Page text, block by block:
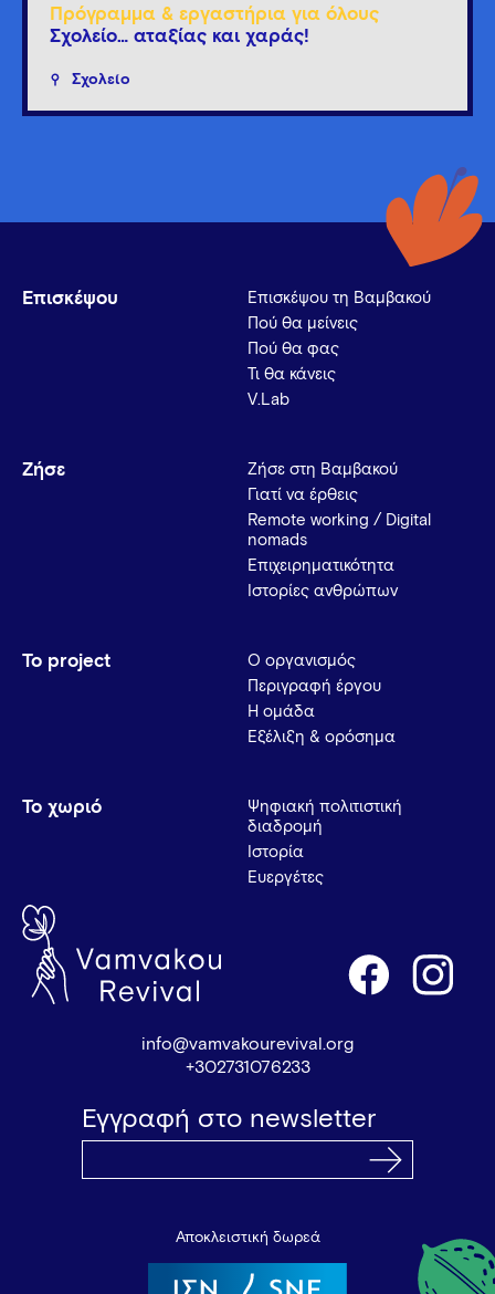
Πρόγραμμα & εργαστήρια για όλους
Σχολείο… αταξίας και χαράς!
Σχολείο
Επισκέψου
Επισκέψου τη Βαμβακού
Πού θα μείνεις
Πού θα φας
Τι θα κάνεις
V.Lab
Ζήσε
Ζήσε στη Βαμβακού
Γιατί να έρθεις
Remote working / Digital
nomads
Επιχειρηματικότητα
Ιστορίες ανθρώπων
Το project
Ο οργανισμός
Περιγραφή έργου
Η ομάδα
Εξέλιξη & ορόσημα
Το χωριό
Ψηφιακή πολιτιστική
διαδρομή
Ιστορία
Ευεργέτες
info@vamvakourevival.org
+302731076233
Εγγραφή στο newsletter
Αποκλειστική δωρεά